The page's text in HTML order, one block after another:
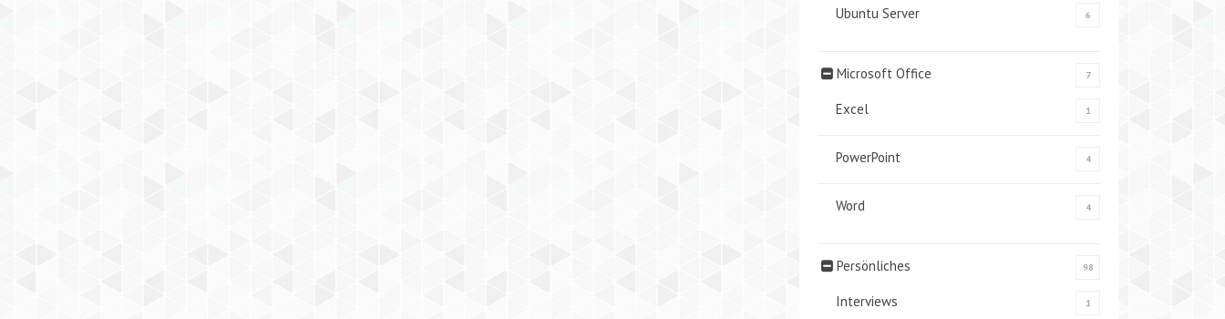
Ubuntu Server 6
Microsoft Office 7
Excel 1
PowerPoint 4
Word 4
Persönliches 98
Interviews 1